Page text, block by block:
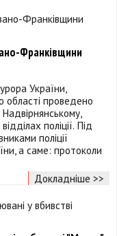
Франківщини
України,
проведено
поліції. Під
поліції
а саме: протоколи
Докладніше >>